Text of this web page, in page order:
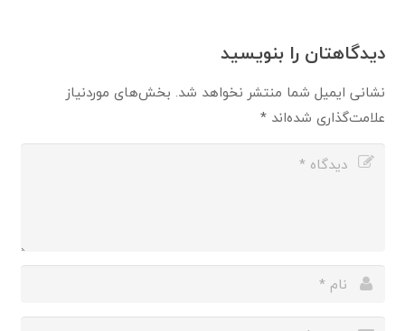
دیدگاهتان را بنویسید
نشانی ایمیل شما منتشر نخواهد شد. بخش‌های موردنیاز
علامت‌گذاری شده‌اند*